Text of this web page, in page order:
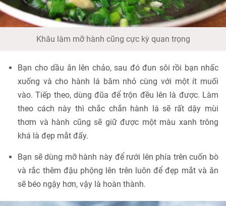
Khâu làm mỡ hành cũng cực kỳ quan trọng
Bạn cho dầu ăn lên chảo, sau đó đun sôi rồi bạn nhấc
xuống và cho hành lá băm nhỏ cùng với một ít muối
vào. Tiếp theo, dùng đũa để trộn đều lên là được. Làm
theo cách này thì chắc chắn hành lá sẽ rất dậy mùi
thơm và hành cũng sẽ giữ được một màu xanh trông
khá là đẹp mắt đấy.
Bạn sẽ dùng mỡ hành này để rưới lên phía trên cuốn bò
và rắc thêm đậu phộng lên trên luôn để đẹp mắt và ăn
sẽ béo ngậy hơn, vậy là hoàn thành.